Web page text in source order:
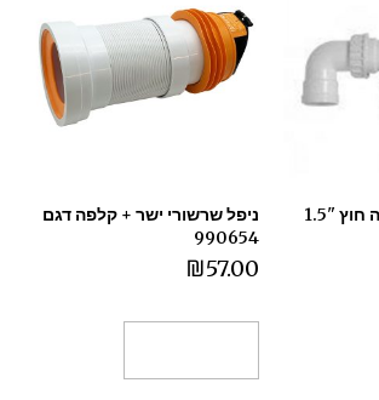
סיפון למכונת כביסה חוץ "1.5
ניפל שרשורי ישר + קלפה דגם
990654
₪57.00